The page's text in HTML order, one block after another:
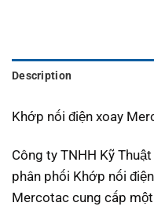
Description
Khớp nối điện xoay
Công ty TNHH Kỹ
phân phối Khớp nối
Mercotac cung cấp